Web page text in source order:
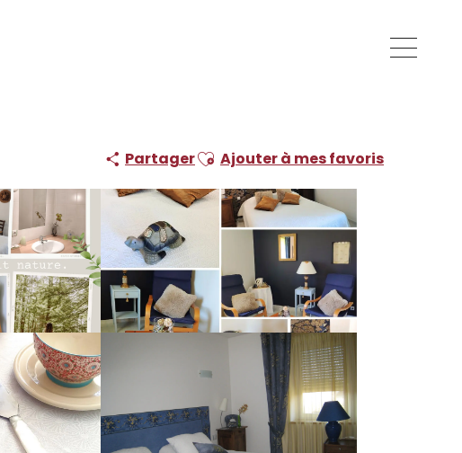
PartagerAjouter aux favoris
Ajouter à mes favoris